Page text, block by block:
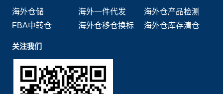
海外仓储
海外一件代发
海外仓产品检测
FBA中转仓
海外仓移仓换标 海外仓库存清仓
关注我们